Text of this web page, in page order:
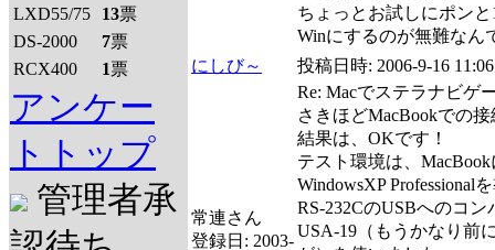
LXD55/75
13票
DS-2000
7票
RCX400
1票
アンケー
トトップ
管理者承
ちょっとお試しにポン
Winにするのが無難なん
にしび～
投稿日時: 2006-9-16 11:06
常連さん
登録日: 2003-
Re: Macでステラナビゲ
さきほどMacBookでの
結果は、OKです！
テスト環境は、MacBook
WindowsXP Professional
RS-232CのUSBへのコ
USA-19（もうかなり前